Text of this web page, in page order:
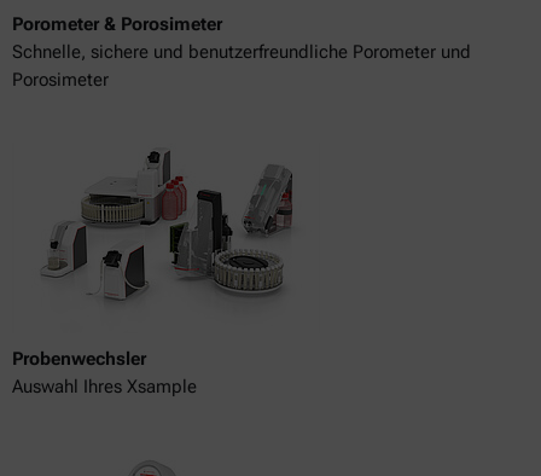
Porometer & Porosimeter
Schnelle, sichere und benutzerfreundliche Porometer und
Porosimeter
Probenwechsler
Auswahl Ihres Xsample